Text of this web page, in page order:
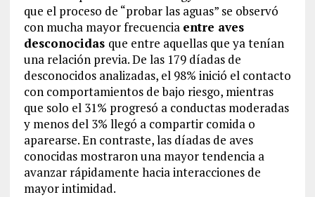
que el proceso de “probar las aguas” se observó
con mucha mayor frecuencia entre aves
desconocidas que entre aquellas que ya tenían
una relación previa. De las 179 díadas de
desconocidos analizadas, el 98% inició el contacto
con comportamientos de bajo riesgo, mientras
que solo el 31% progresó a conductas moderadas
y menos del 3% llegó a compartir comida o
aparearse. En contraste, las díadas de aves
conocidas mostraron una mayor tendencia a
avanzar rápidamente hacia interacciones de
mayor intimidad.